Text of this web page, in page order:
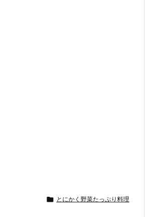
 とにかく野菜たっぷり料理